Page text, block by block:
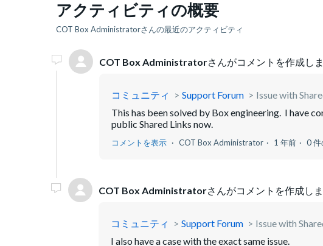
アクティビティの概要
COT Box Administratorさんの最近のアクティビティ
COT Box Administratorさんがコメントを作成し
コミュニティ Support Forum
Issue with
This has been solved by Box engineering. I have
public Shared Links now.
コメントを表示 COT Box Administrator 1 年前 0 件
COT Box Administratorさんがコメントを作成し
コミュニティ Support Forum
Issue with
I also have a case with the exact same issue.